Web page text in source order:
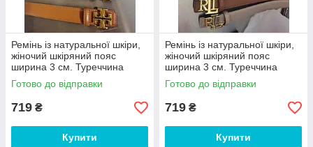
Ремінь із натуральної шкіри,
жіночий шкіряний пояс
ширина 3 см. Туреччина
Готово до відправки
719 ₴
Купити
Ремінь із натуральної шкіри,
жіночий шкіряний пояс
ширина 3 см. Туреччина
Готово до відправки
719 ₴
Купити